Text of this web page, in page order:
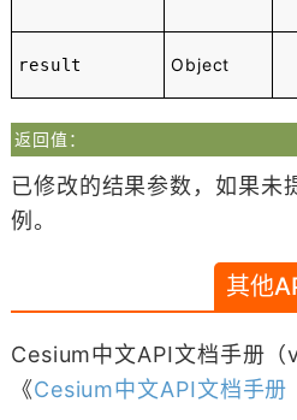
result Object
返回值：
已修改的结果参数，如果
例。
其他
Cesium中文API文档手册（
《Cesium中文API文档手册